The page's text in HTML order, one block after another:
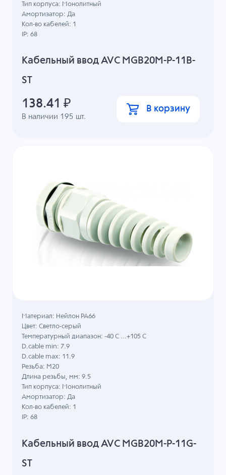
Кабельный ввод AVC MGB20M-P-11B-
ST
В наличии 195 шт.
Тип корпуса: Монолитный
Амортизатор: Да
Кол-во кабелей: 1
IP: 68
138.41 ₽ В корзину
Кабельный ввод AVC MGB20M-P-11G-
ST
Материал: Нейлон PA66
Цвет: Светло-серый
Температурный диапазон: -40 C ...+105 C
D.cable min: 7.9
D.cable max: 11.9
Резьба: M20
Длина резьбы, мм: 9.5
Тип корпуса: Монолитный
Амортизатор: Да
Кол-во кабелей: 1
IP: 68